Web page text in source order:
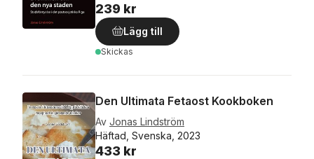
239 kr
Lägg till
Skickas
Den Ultimata Fetaost Kookboken
Av Jonas Lindström
Häftad, Svenska, 2023
433 kr